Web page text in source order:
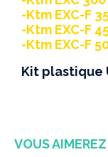
-Ktm EXC-F
-Ktm EXC-F
-Ktm EXC-F
Kit plastique
VOUS